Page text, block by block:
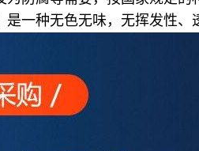
一种无色无味，无挥发性、